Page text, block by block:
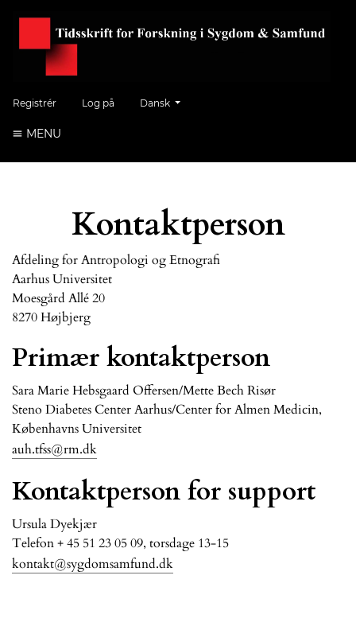
Registrér Log på Skift sprog. Det aktuelle sprog er:
Dansk
MENU
Kontaktperson
Afdeling for Antropologi og Etnografi
Aarhus Universitet
Moesgård Allé 20
8270 Højbjerg
Primær kontaktperson
Sara Marie Hebsgaard Offersen/Mette Bech Risør
Steno Diabetes Center Aarhus/Center for Almen Medicin,
Københavns Universitet
auh.tfss@rm.dk
Kontaktperson for support
Ursula Dyekjær
Telefon+ 45 51 23 05 09, torsdage 13-15
kontakt@sygdomsamfund.dk